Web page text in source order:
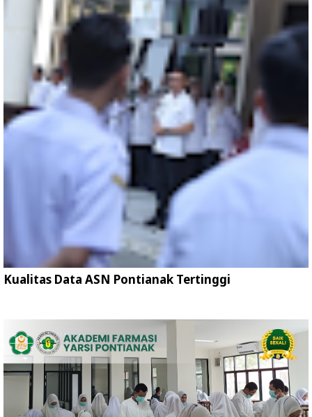
Kualitas Data ASN Pontianak Tertinggi